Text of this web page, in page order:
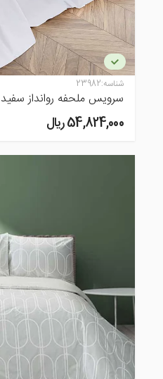
شناسه:23982
سرویس ملحفه روانداز سفید
54,824,000 ريال